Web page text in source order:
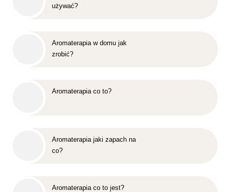
używać?
Aromaterapia w domu jak
zrobić?
Aromaterapia co to?
Aromaterapia jaki zapach na
co?
Aromaterapia co to jest?